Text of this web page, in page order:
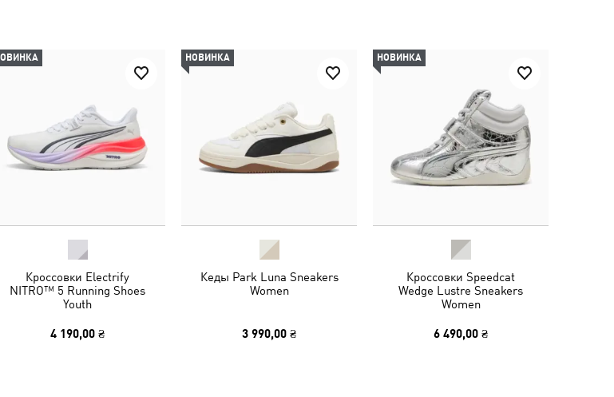
Кроссовки Electrify
NITRO™ 5 Running Shoes
Youth
4 190,00 ₴
НОВИНКА
Кеды Park Luna Sneakers
Women
3 990,00 ₴
НОВИНКА
Кроссовки Speedcat
Wedge Lustre Sneakers
Women
6 490,00 ₴